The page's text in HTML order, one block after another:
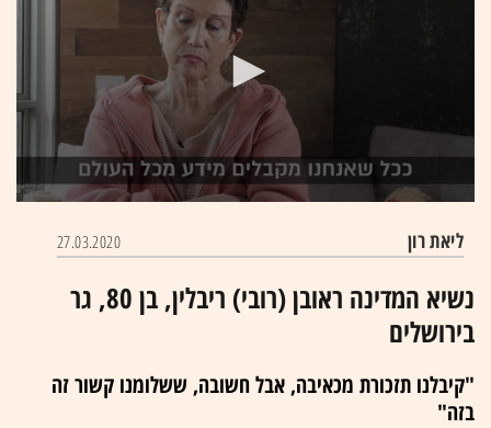
seconds
ליאת רון 27.03.2020
נשיא המדינה ראובן (רובי) ריבלין, בן 80, גר
בירושלים
"קיבלנו תזכורת מכאיבה, אבל חשובה, ששלומנו קשור זה
בזה"